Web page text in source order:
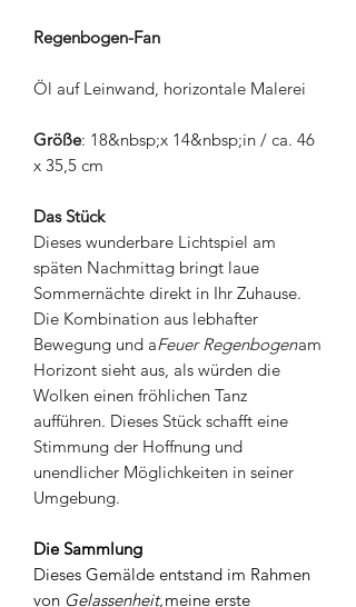
Regenbogen-Fan
Öl auf Leinwand, horizontale Malerei
Größe: 18&nbsp;x 14&nbsp;in / ca. 46
x 35,5 cm
Das Stück
Dieses wunderbare Lichtspiel am
späten Nachmittag bringt laue
Sommernächte direkt in Ihr Zuhause.
Die Kombination aus lebhafter
Bewegung und aFeuer Regenbogenam
Horizont sieht aus, als würden die
Wolken einen fröhlichen Tanz
aufführen. Dieses Stück schafft eine
Stimmung der Hoffnung und
unendlicher Möglichkeiten in seiner
Umgebung.
Die Sammlung
Dieses Gemälde entstand im Rahmen
von Gelassenheit,meine erste